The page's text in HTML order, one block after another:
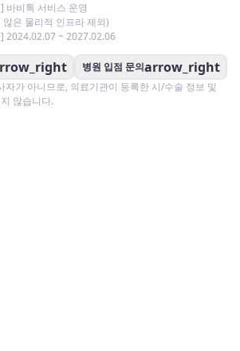
바비톡 서비스 운영
은 물리적 인프라 제외)
2024.02.07 ~ 2027.02.06
병원 입점 문의arrow_right
자가 아니므로, 의료기관이 등록한 시/수술 정보 및
않습니다.